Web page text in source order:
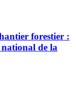
forestier :
de la